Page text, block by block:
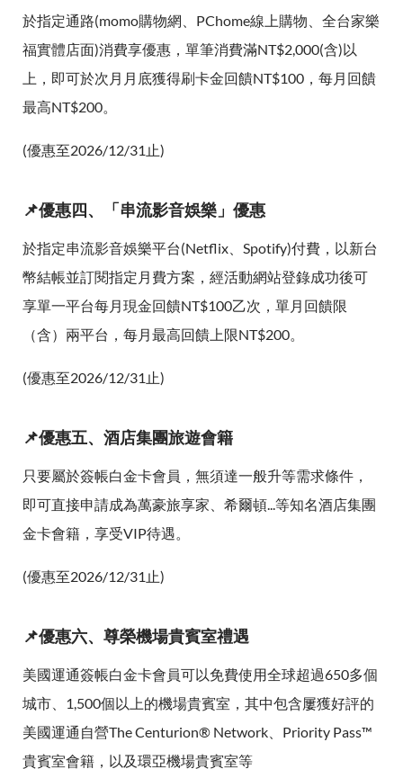
於指定通路(momo購物網、PChome線上購物、全台家樂
福實體店面)消費享優惠，單筆消費滿NT$2,000(含)以
上，即可於次月月底獲得刷卡金回饋NT$100，每月回饋
最高NT$200。
(優惠至2026/12/31止)
📌優惠四、「串流影音娛樂」優惠
於指定串流影音娛樂平台(Netflix、Spotify)付費，以新台
幣結帳並訂閱指定月費方案，經活動網站登錄成功後可
享單一平台每月現金回饋NT$100乙次，單月回饋限
（含）兩平台，每月最高回饋上限NT$200。
(優惠至2026/12/31止)
📌優惠五、酒店集團旅遊會籍
只要屬於簽帳白金卡會員，無須達一般升等需求條件，
即可直接申請成為萬豪旅享家、希爾頓...等知名酒店集團
金卡會籍，享受VIP待遇。
(優惠至2026/12/31止)
📌優惠六、尊榮機場貴賓室禮遇
美國運通簽帳白金卡會員可以免費使用全球超過650多個
城市、1,500個以上的機場貴賓室，其中包含屢獲好評的
美國運通自營The Centurion® Network、Priority Pass™
貴賓室會籍，以及環亞機場貴賓室等